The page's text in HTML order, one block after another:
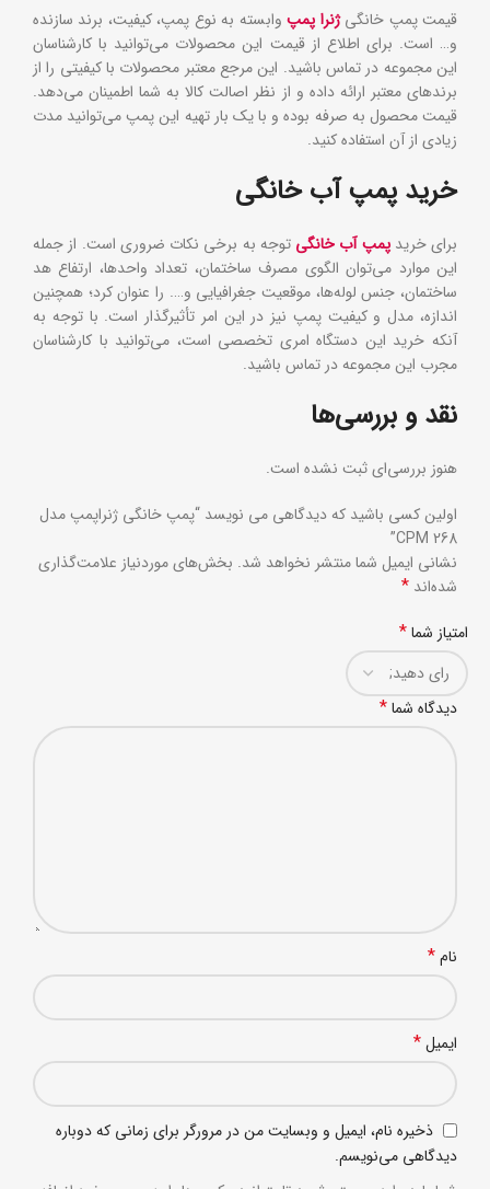
قیمت پمپ خانگیژنرا پمپوابسته به نوع پمپ، کیفیت، برند سازنده
و… است. برای اطلاع از قیمت این محصولات می‌توانید با کارشناسان
این مجموعه در تماس باشید. این مرجع معتبر محصولات با کیفیتی را از
برند‌های معتبر ارائه داده و از نظر اصالت کالا به شما اطمینان می‌دهد.
قیمت محصول به صرفه بوده و با یک بار تهیه این پمپ می‌توانید مدت
زیادی از آن استفاده کنید.
خرید پمپ آب خانگی
برای خریدپمپ آب خانگی توجه به برخی نکات ضروری است. از جمله
این موارد می‌توان الگوی مصرف ساختمان، تعداد واحد‌ها، ارتفاع هد
ساختمان، جنس لوله‌ها، موقعیت جغرافیایی و…. را عنوان کرد؛ همچنین
اندازه، مدل و کیفیت پمپ نیز در این امر تأثیرگذار است. با توجه به
آنکه خرید این دستگاه امری تخصصی است، می‌توانید با کارشناسان
مجرب این مجموعه در تماس باشید.
نقد و بررسی‌ها
هنوز بررسی‌ای ثبت نشده است.
اولین کسی باشید که دیدگاهی می نویسد “پمپ خانگی ژنراپمپ مدل
CPM 268”
نشانی ایمیل شما منتشر نخواهد شد. بخش‌های موردنیاز علامت‌گذاری
شده‌اند *
امتیاز شما*
دیدگاه شما*
نام*
ایمیل*
ذخیره نام، ایمیل و وبسایت من در مرورگر برای زمانی که دوباره
دیدگاهی می‌نویسم.